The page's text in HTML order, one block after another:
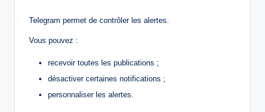
Telegram permet de contrôler les alertes.
Vous pouvez :
recevoir toutes les publications ;
désactiver certaines notifications ;
personnaliser les alertes.